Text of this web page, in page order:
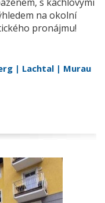
na okolní
pronájmu!
| Lachtal | Murau